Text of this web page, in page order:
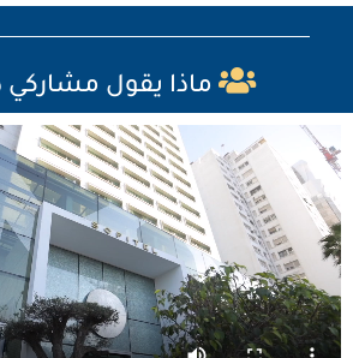
ماذا يقول مشاركي